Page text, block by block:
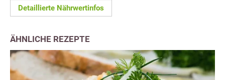
Detaillierte Nährwertinfos
ÄHNLICHE REZEPTE